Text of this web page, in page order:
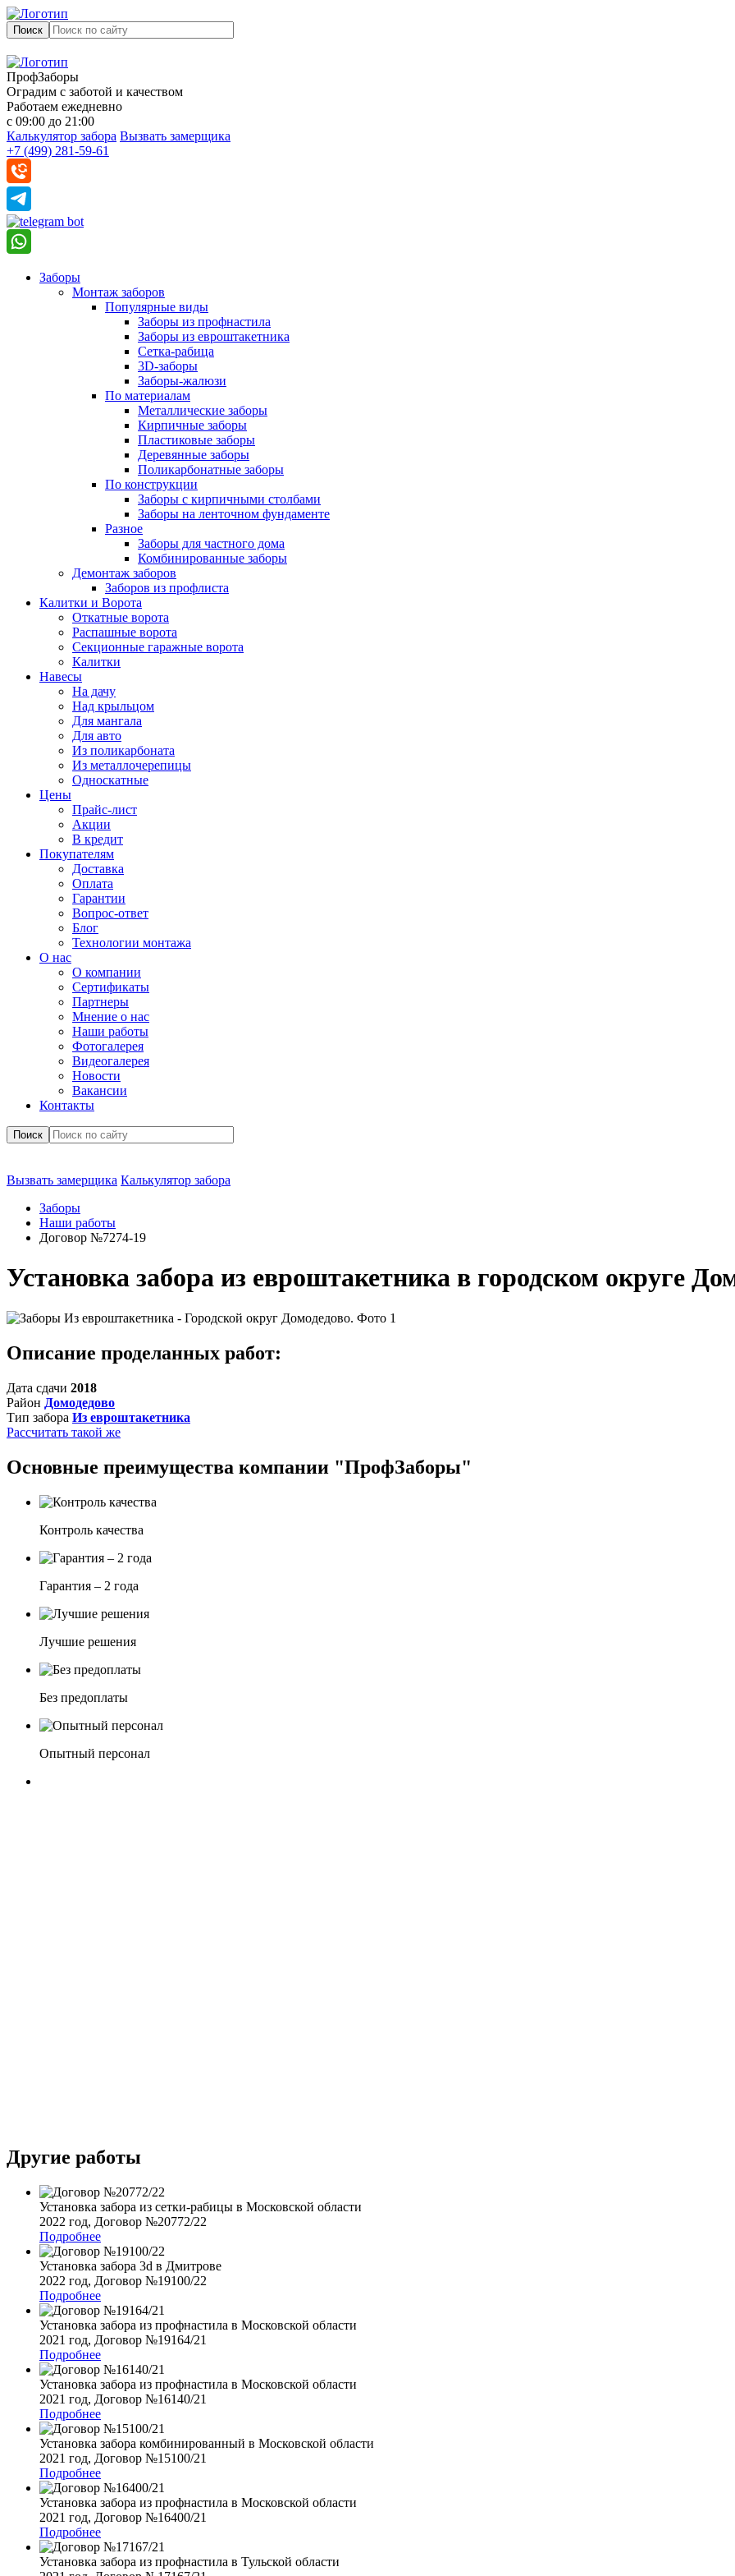
Поиск
ПрофЗаборы
Оградим с заботой и качеством
Работаем ежедневно
с 09:00 до 21:00
Калькулятор забора Вызвать замерщика
+7 (499) 281-59-61
Заборы
Монтаж заборов
Популярные виды
Заборы из профнастила
Заборы из евроштакетника
Сетка-рабица
3D-заборы
Заборы-жалюзи
По материалам
Металлические заборы
Кирпичные заборы
Пластиковые заборы
Деревянные заборы
Поликарбонатные заборы
По конструкции
Заборы с кирпичными столбами
Заборы на ленточном фундаменте
Разное
Заборы для частного дома
Комбинированные заборы
Демонтаж заборов
Заборов из профлиста
Калитки и Ворота
Откатные ворота
Распашные ворота
Секционные гаражные ворота
Калитки
Навесы
На дачу
Над крыльцом
Для мангала
Для авто
Из поликарбоната
Из металлочерепицы
Односкатные
Цены
Прайс-лист
Акции
В кредит
Покупателям
Доставка
Оплата
Гарантии
Вопрос-ответ
Блог
Технологии монтажа
О нас
О компании
Сертификаты
Партнеры
Мнение о нас
Наши работы
Фотогалерея
Видеогалерея
Новости
Вакансии
Контакты
Поиск
Вызвать замерщика Калькулятор забора
Заборы
Наши работы
Договор №7274-19
Установка забора из евроштакетника в городском округе
Описание проделанных работ:
Дата сдачи 2018
Район Домодедово
Тип забора Из евроштакетника
Рассчитать такой же
Основные преимущества компании "ПрофЗаборы"
Контроль качества
Гарантия – 2 года
Лучшие решения
Без предоплаты
Опытный персонал
Другие работы
Установка забора из сетки-рабицы в Московской области
2022 год, Договор №20772/22
Подробнее
Установка забора 3d в Дмитрове
2022 год, Договор №19100/22
Подробнее
Установка забора из профнастила в Московской области
2021 год, Договор №19164/21
Подробнее
Установка забора из профнастила в Московской области
2021 год, Договор №16140/21
Подробнее
Установка забора комбинированный в Московской области
2021 год, Договор №15100/21
Подробнее
Установка забора из профнастила в Московской области
2021 год, Договор №16400/21
Подробнее
Установка забора из профнастила в Тульской области